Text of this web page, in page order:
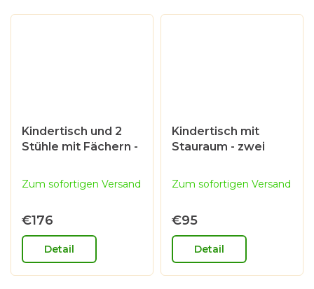
Kindertisch und 2
Stühle mit Fächern -
Zum sofortigen Versand
€176
Detail
Kindertisch mit
Stauraum - zwei
& weiß
Zum sofortigen Versand
€95
Detail